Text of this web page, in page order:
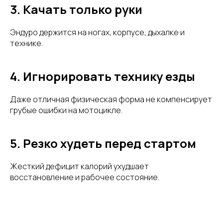
3. Качать только руки
Эндуро держится на ногах, корпусе, дыхалке и
технике.
4. Игнорировать технику езды
Даже отличная физическая форма не компенсирует
грубые ошибки на мотоцикле.
5. Резко худеть перед стартом
Жесткий дефицит калорий ухудшает
восстановление и рабочее состояние.